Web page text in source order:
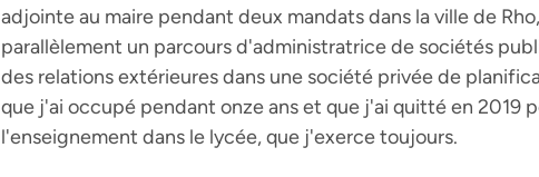
adjointe au maire pendant deux mandats dans la ville de
parallèlement un parcours d'administratrice de sociétés
des relations extérieures dans une société privée de
que j'ai occupé pendant onze ans et que j'ai quitté en 2019
l'enseignement dans le lycée, que j'exerce toujours.